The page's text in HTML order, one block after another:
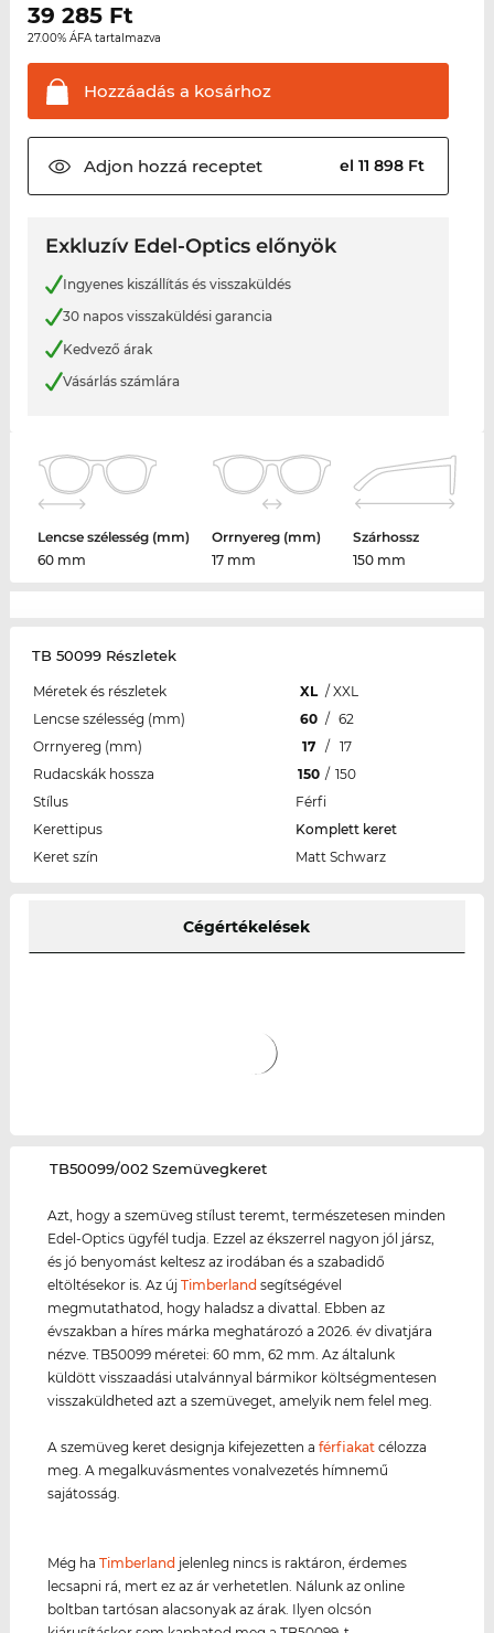
39 285Ft
27.00% ÁFA tartalmazva
Hozzáadás a kosárhoz
Adjon hozzá receptet el 11 898 Ft
Exkluzív Edel-Optics előnyök
Ingyenes kiszállítás és visszaküldés
30 napos visszaküldési garancia
Kedvező árak
Vásárlás számlára
Lencse szélesség (mm)
60 mm
Orrnyereg (mm)
17 mm
Szárhossz
150 mm
TB 50099 Részletek
Méretek és részletek XL / XXL
Lencse szélesség (mm)
60 / 62
Orrnyereg (mm)
17 /
17
Rudacskák hossza
150 / 150
Stílus
Férfi
Kerettipus
Komplett keret
Keret szín
Matt Schwarz
Cégértékelések
‌TB50099/002 Szemüvegkeret
Azt, hogy a szemüveg stílust teremt, természetesen minden
Edel-Optics ügyfél tudja. Ezzel az ékszerrel nagyon jól jársz,
és jó benyomást keltesz az irodában és a szabadidő
eltöltésekor is. Az újTimberland segítségével
megmutathatod, hogy haladsz a divattal. Ebben az
évszakban a híres márka meghatározó a 2026. év divatjára
nézve. TB50099 méretei: 60 mm, 62 mm. Az általunk
küldött visszaadási utalvánnyal bármikor költségmentesen
visszaküldheted azt a szemüveget, amelyik nem felel meg.
A szemüveg keret designja kifejezetten aférfiakat célozza
meg. A megalkuvásmentes vonalvezetés hímnemű
sajátosság.
Még haTimberland jelenleg nincs is raktáron, érdemes
lecsapni rá, mert ez az ár verhetetlen. Nálunk az online
boltban tartósan alacsonyak az árak. Ilyen olcsón